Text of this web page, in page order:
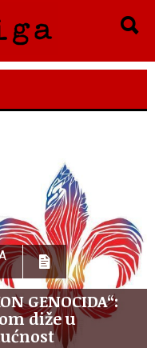
GENOCIDA“:
diže u